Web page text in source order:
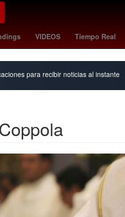
VIDEOS Tiempo Real
Harley Quinn corinthians -
para recibir noticias al instante